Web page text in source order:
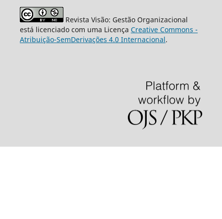
Revista Visão: Gestão Organizacional
está licenciado com uma Licença Creative Commons -
Atribuição-SemDerivações 4.0 Internacional.